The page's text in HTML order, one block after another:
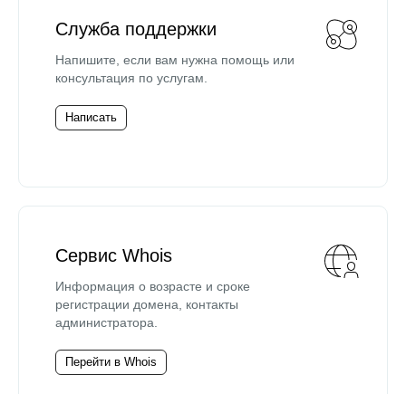
Служба поддержки
Напишите, если вам нужна помощь или
консультация по услугам.
Написать
Сервис Whois
Информация о возрасте и сроке
регистрации домена, контакты
администратора.
Перейти в Whois